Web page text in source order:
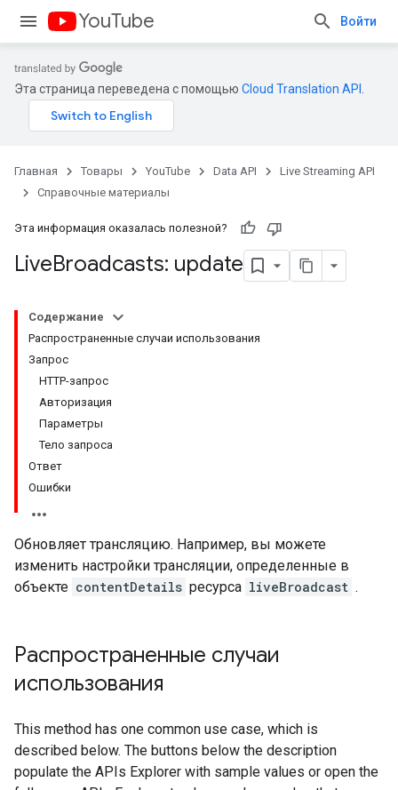
YouTube Войти
Эта страница переведена с помощью Cloud Translation API
Главная Товары YouTube Data API
Live Streaming API
Справочные материалы
Эта информация оказалась полезной?
LiveBroadcasts: update
Содержание
Распространенные случаи использования
Запрос
HTTP-запрос
Авторизация
Параметры
Тело запроса
Ответ
Ошибки
Обновляет трансляцию. Например, вы можете
изменить настройки трансляции, определенные в
объекте contentDetails ресурса liveBroadcast .
Распространенные случаи
использования